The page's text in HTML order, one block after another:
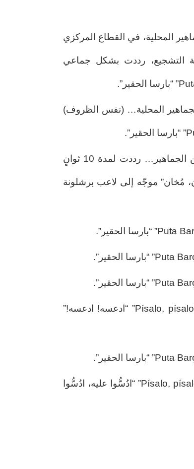
الجماهير المحلية، في القطاع المركزي
التشجيع، رددت بشكل جماعي
من الجماهير المحلية… (نفس الظروف)
في الدقيقة 45+4 من المباراة، مجموعة من الجماهير… رددت لمدة 10 ثوانٍ
مُخان” موجّه إلى لاعب برشلونة
في الدقيقة 81… رددت المجموعة هتاف “Písalo, písalo” “ادعسه! ادعسه!”
في الدقيقة 90… رددت المجموعة هتاف “Písalo, písalo” “ادُسُّوا عليه، ادُسُّوا